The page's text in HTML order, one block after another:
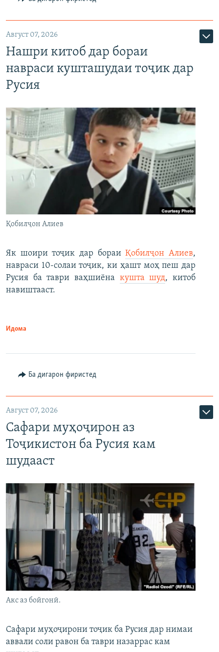
Август 07, 2026
Нашри китоб дар бораи
навраси кушташудаи тоҷик дар
Русия
Қобилҷон Алиев
Як шоири тоҷик дар бораиҚобилҷон Алиев,
навраси 10-солаи тоҷик, ки ҳашт моҳ пеш дар
Русия ба таври ваҳшиёна кушта шуд, китоб
навиштааст.
Идома
Ба дигарон фиристед
Август 07, 2026
Сафари муҳоҷирон аз
Тоҷикистон ба Русия кам
шудааст
Акс аз бойгонӣ.
Сафари муҳоҷирони тоҷик ба Русия дар нимаи
аввали соли равон ба таври назаррас кам